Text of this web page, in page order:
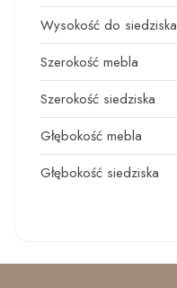
Wysokość do siedziska
Szerokość mebla
Szerokość siedziska
Głębokość mebla
Głębokość siedziska